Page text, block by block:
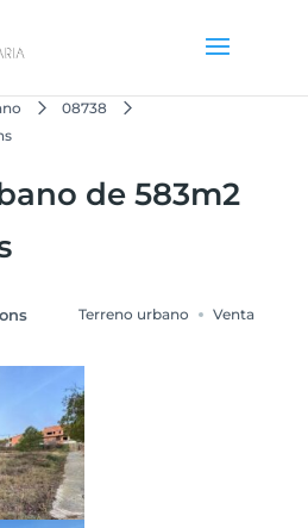
08738
de 583m2
Terreno urbano Venta